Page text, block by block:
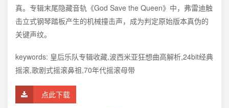
真。专辑末尾隐藏音轨《God Save the Queen》中，弗雷迪触
击立式钢琴踏板产生的机械撞击声，成为判定原始版本真伪的
关键声纹。
keywords: 皇后乐队专辑收藏,波西米亚狂想曲高解析,24bit经典
摇滚,歌剧式摇滚鼻祖,70年代摇滚母带
点此下载